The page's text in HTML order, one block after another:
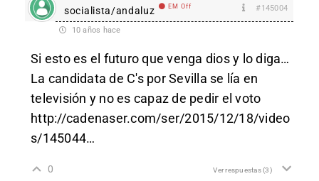
socialista/andaluz EM Off #145004
10 años hace
Si esto es el futuro que venga dios y lo diga…
La candidata de C's por Sevilla se lía en
televisión y no es capaz de pedir el voto
http://cadenaser.com/ser/2015/12/18/video
s/145044…
0 Ver respuestas(3)